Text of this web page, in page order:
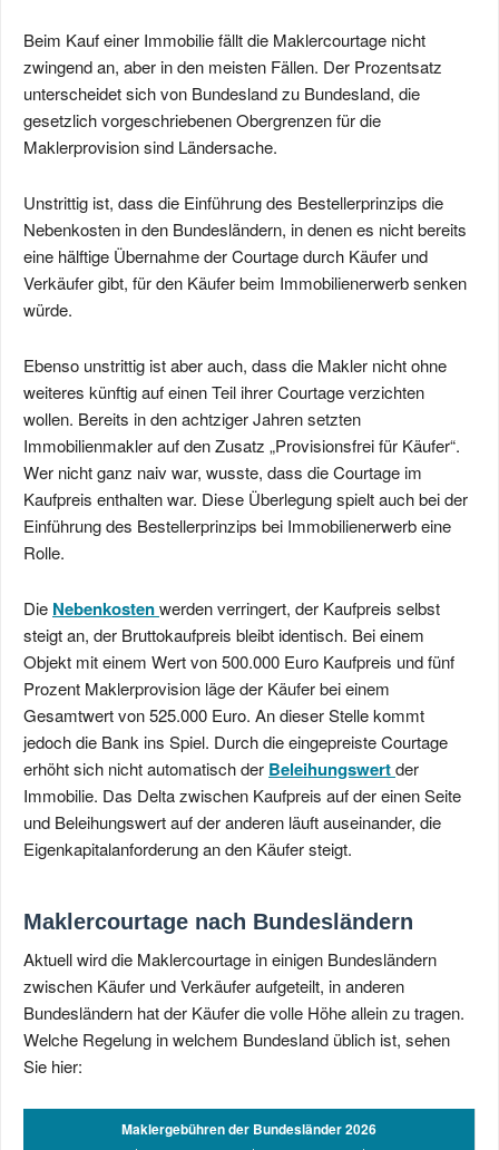
Beim Kauf einer Immobilie fällt die Maklercourtage nicht
zwingend an, aber in den meisten Fällen. Der Prozentsatz
unterscheidet sich von Bundesland zu Bundesland, die
gesetzlich vorgeschriebenen Obergrenzen für die
Maklerprovision sind Ländersache.
Unstrittig ist, dass die Einführung des Bestellerprinzips die
Nebenkosten in den Bundesländern, in denen es nicht bereits
eine hälftige Übernahme der Courtage durch Käufer und
Verkäufer gibt, für den Käufer beim Immobilienerwerb senken
würde.
Ebenso unstrittig ist aber auch, dass die Makler nicht ohne
weiteres künftig auf einen Teil ihrer Courtage verzichten
wollen. Bereits in den achtziger Jahren setzten
Immobilienmakler auf den Zusatz „Provisionsfrei für Käufer“.
Wer nicht ganz naiv war, wusste, dass die Courtage im
Kaufpreis enthalten war. Diese Überlegung spielt auch bei der
Einführung des Bestellerprinzips bei Immobilienerwerb eine
Rolle.
Die Nebenkostenwerden verringert, der Kaufpreis selbst
steigt an, der Bruttokaufpreis bleibt identisch. Bei einem
Objekt mit einem Wert von 500.000 Euro Kaufpreis und fünf
Prozent Maklerprovision läge der Käufer bei einem
Gesamtwert von 525.000 Euro. An dieser Stelle kommt
jedoch die Bank ins Spiel. Durch die eingepreiste Courtage
erhöht sich nicht automatisch der Beleihungswertder
Immobilie. Das Delta zwischen Kaufpreis auf der einen Seite
und Beleihungswert auf der anderen läuft auseinander, die
Eigenkapitalanforderung an den Käufer steigt.
Maklercourtage nach Bundesländern
Aktuell wird die Maklercourtage in einigen Bundesländern
zwischen Käufer und Verkäufer aufgeteilt, in anderen
Bundesländern hat der Käufer die volle Höhe allein zu tragen.
Welche Regelung in welchem Bundesland üblich ist, sehen
Sie hier:
Maklergebühren der Bundesländer 2026